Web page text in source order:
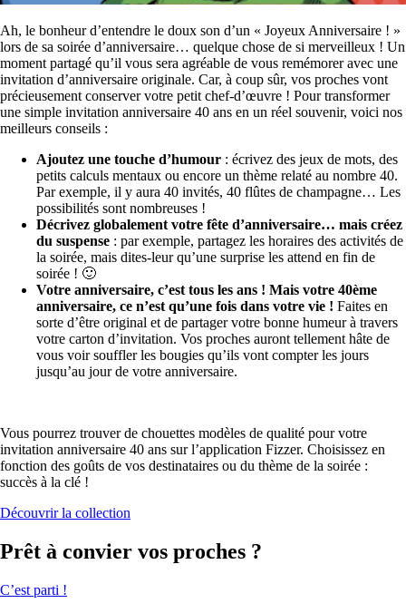
Ah, le bonheur d’entendre le doux son d’un « Joyeux Anniversaire ! »
lors de sa soirée d’anniversaire… quelque chose de si merveilleux ! Un
moment partagé qu’il vous sera agréable de vous remémorer avec une
invitation d’anniversaire originale. Car, à coup sûr, vos proches vont
précieusement conserver votre petit chef-d’œuvre ! Pour transformer
une simple invitation anniversaire 40 ans en un réel souvenir, voici nos
meilleurs conseils :
Ajoutez une touche d’humour : écrivez des jeux de mots, des
petits calculs mentaux ou encore un thème relaté au nombre 40.
Par exemple, il y aura 40 invités, 40 flûtes de champagne… Les
possibilités sont nombreuses !
Décrivez globalement votre fête d’anniversaire… mais créez
du suspense : par exemple, partagez les horaires des activités de
la soirée, mais dites-leur qu’une surprise les attend en fin de
soirée ! 🙂
Votre anniversaire, c’est tous les ans ! Mais votre 40ème
anniversaire, ce n’est qu’une fois dans votre vie ! Faites en
sorte d’être original et de partager votre bonne humeur à travers
votre carton d’invitation. Vos proches auront tellement hâte de
vous voir souffler les bougies qu’ils vont compter les jours
jusqu’au jour de votre anniversaire.
Vous pourrez trouver de chouettes modèles de qualité pour votre
invitation anniversaire 40 ans sur l’application Fizzer. Choisissez en
fonction des goûts de vos destinataires ou du thème de la soirée :
succès à la clé !
Découvrir la collection
Prêt à convier vos proches ?
C’est parti !